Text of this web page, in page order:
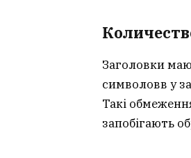
Заголовки
символовв у
Такі
запобігають